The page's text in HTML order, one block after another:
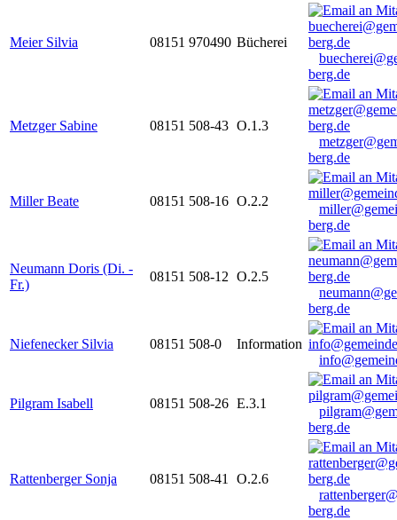
Meier Silvia 08151 970490 Bücherei
berg.de
Metzger Sabine 08151 508-43 O.1.3
berg.de
Miller Beate 08151 508-16 O.2.2
berg.de
Neumann Doris (Di. -
Fr.)
08151 508-12 O.2.5
berg.de
Niefenecker Silvia 08151 508-0
Information
Pilgram Isabell 08151 508-26 E.3.1
berg.de
Rattenberger Sonja 08151 508-41
O.2.6
berg.de